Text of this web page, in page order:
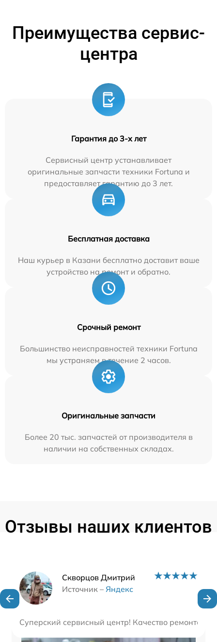
Преимущества сервис-
центра
Гарантия до 3-х лет
Сервисный центр устанавливает
оригинальные запчасти техники Fortuna и
предоставляет гарантию до 3 лет.
Бесплатная доставка
Наш курьер в Казани бесплатно доставит ваше
устройство на ремонт и обратно.
Срочный ремонт
Большинство неисправностей техники Fortuna
мы устраняем в течение 2 часов.
Оригинальные запчасти
Более 20 тыс. запчастей от производителя в
наличии на собственных складах.
Отзывы наших клиентов
Скворцов Дмитрий
Источник – Яндекс
Суперский сервисный центр! Качество ремонта и
Наши мастера